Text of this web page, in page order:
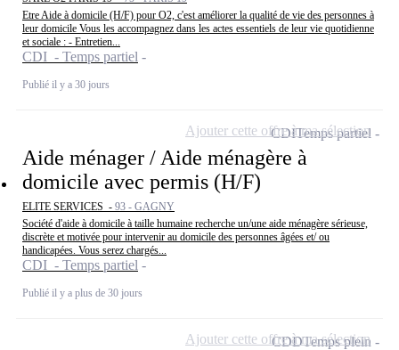
Etre Aide à domicile (H/F) pour O2, c'est améliorer la qualité de vie des personnes à
leur domicile Vous les accompagnez dans les actes essentiels de leur vie quotidienne
et sociale : - Entretien...
CDI - Temps partiel
Publié il y a 30 jours
Aide ménager / Aide ménagère à
domicile avec permis (H/F)
ELITE SERVICES - 93 - GAGNY
Société d'aide à domicile à taille humaine recherche un/une aide ménagère sérieuse,
discrète et motivée pour intervenir au domicile des personnes âgées et/ ou
handicapées. Vous serez chargés...
CDI - Temps partiel
Publié il y a plus de 30 jours
CDITemps partiel
Ajouter cette offre à ma sélection
CDDTemps plein
Ajouter cette offre à ma sélection